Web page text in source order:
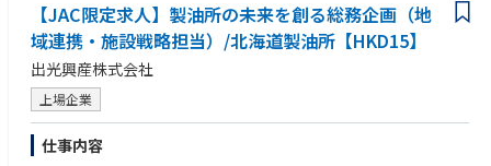
【JAC限定求人】製油所の未来を創る総務企画（地
域連携・施設戦略担当）/北海道製油所【HKD15】
出光興産株式会社
上場企業
仕事内容